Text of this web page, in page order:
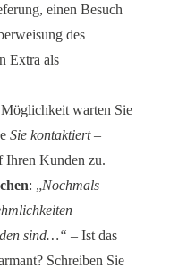
einen Besuch
des
Extra als
warten Sie
Sie kontaktiert–
Ihren Kunden zu.
: „Nochmals
sind…“ – Ist das
Schreiben Sie